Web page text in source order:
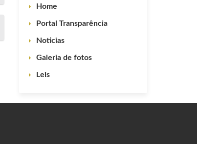
Home
Portal Transparência
Noticias
Galeria de fotos
Leis